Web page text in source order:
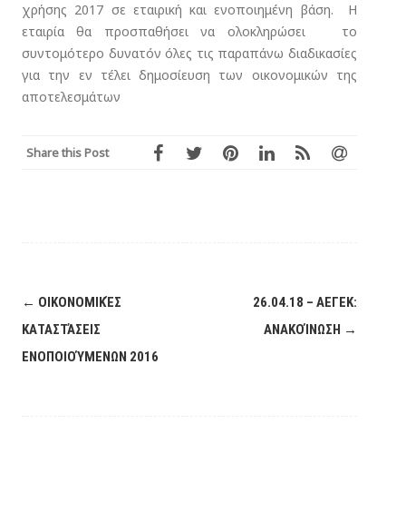
χρήσης 2017 σε εταιρική και ενοποιημένη βάση. Η
εταιρία θα προσπαθήσει να ολοκληρώσει το
συντομότερο δυνατόν όλες τις παραπάνω διαδικασίες
για την εν τέλει δημοσίευση των οικονομικών της
αποτελεσμάτων
Share this Post
Post
navigation
← ΟΙΚΟΝΟΜΙΚΈΣ
ΚΑΤΑΣΤΆΣΕΙΣ
ΕΝΟΠΟΙΟΎΜΕΝΩΝ 2016
26.04.18 – ΑΕΓΕΚ:
ΑΝΑΚΟΊΝΩΣΗ →